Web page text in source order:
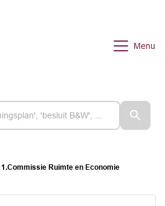
Menu
1.Commissie Ruimte en Economie